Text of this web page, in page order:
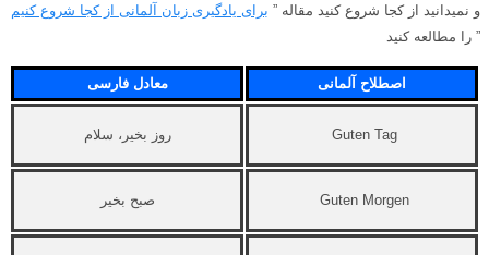
و نمیدانید از کجا شروع کنید مقاله ” برای یادگیری زبان آلمانی از کجا شروع کنیم
” را مطالعه کنید
اصطلاح آلمانی معادل فارسی
Guten Tag روز بخیر، سلام
Guten Morgen صبح بخیر